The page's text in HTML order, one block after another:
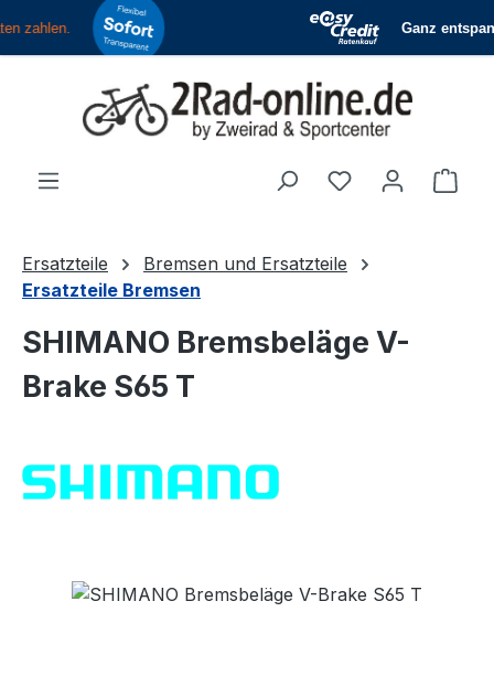
Zum Hauptinhalt springen
Du hast 0
Ersatzteile
Bremsen und Ersatzteile
Ersatzteile Bremsen
SHIMANO Bremsbeläge V-
Brake S65 T